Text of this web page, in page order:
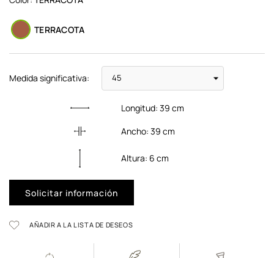
TERRACOTA
Medida significativa:
Longitud:39 cm
Ancho:39 cm
Altura: 6 cm
Solicitar información
AÑADIR A LA LISTA DE DESEOS